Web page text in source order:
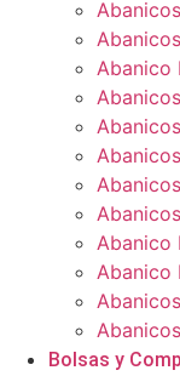
Abanico
Abanico
Abanico
Bolsas y